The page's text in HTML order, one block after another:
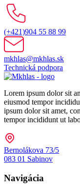
(+421)904 55 88 99
mkhlas@mkhlas.sk
Technická podpora
Lorem ipsum dolor sit
eiusmod tempor
ipsum dolor sit amet,
tempor incididunt ut
Bernolákova 73/5
083 01 Sabinov
Navigácia